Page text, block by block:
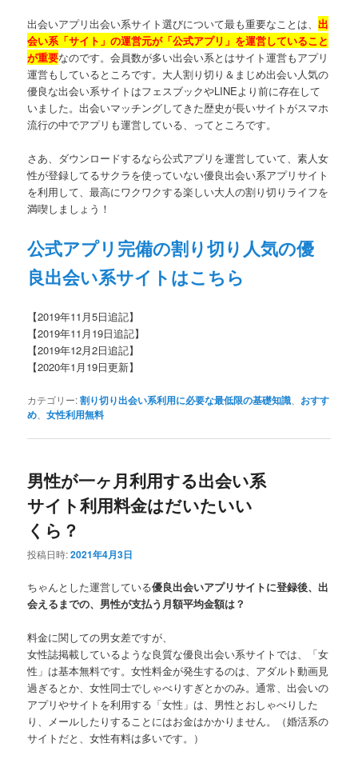
出会いアプリ出会い系サイト選びについて最も重要なことは、出
会い系「サイト」の運営元が「公式アプリ」を運営していること
が重要なのです。会員数が多い出会い系とはサイト運営もアプリ
運営もしているところです。大人割り切り＆まじめ出会い人気の
優良な出会い系サイトはフェスブックやLINEより前に存在して
いました。出会いマッチングしてきた歴史が長いサイトがスマホ
流行の中でアプリも運営している、ってところです。
さあ、ダウンロードするなら公式アプリを運営していて、素人女
性が登録してるサクラを使っていない優良出会い系アプリサイト
を利用して、最高にワクワクする楽しい大人の割り切りライフを
満喫しましょう！
公式アプリ完備の割り切り人気の優
良出会い系サイトはこちら
【2019年11月5日追記】
【2019年11月19日追記】
【2019年12月2日追記】
【2020年1月19日更新】
カテゴリー:割り切り出会い系利用に必要な最低限の基礎知識
おすす
め 、女性利用無料
男性が一ヶ月利用する出会い系
サイト利用料金はだいたいい
くら？
投稿日時:2021年4月3日
ちゃんとした運営している優良出会いアプリサイトに登録後、出
会えるまでの、男性が支払う月額平均金額は？
料金に関しての男女差ですが、
女性誌掲載しているような良質な優良出会い系サイトでは、「女
性」は基本無料です。女性料金が発生するのは、アダルト動画見
過ぎるとか、女性同士でしゃべりすぎとかのみ。通常、出会いの
アプリやサイトを利用する「女性」は、男性とおしゃべりした
り、メールしたりすることにはお金はかかりません。（婚活系の
サイトだと、女性有料は多いです。）